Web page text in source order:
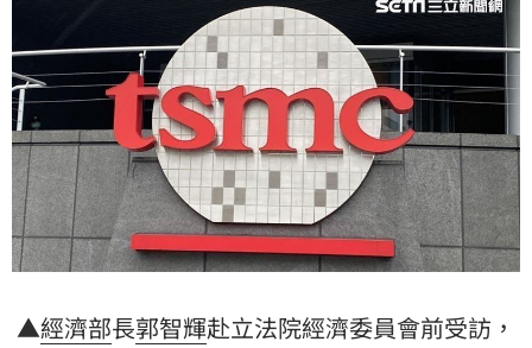
▲經濟部長郭智輝赴立法院經濟委員會前受訪，